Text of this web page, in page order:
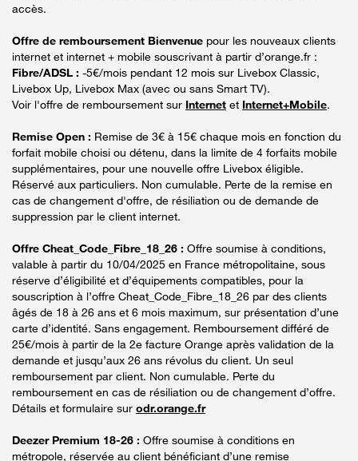
accès.
Offre de remboursement Bienvenue pour les nouveaux clients
internet et internet + mobile souscrivant à partir d’orange.fr :
Fibre/ADSL : -5€/mois pendant 12 mois sur Livebox Classic,
Livebox Up, Livebox Max (avec ou sans Smart TV).
Voir l'offre de remboursement sur Internet et Internet+Mobile.
Remise Open : Remise de 3€ à 15€ chaque mois en fonction du
forfait mobile choisi ou détenu, dans la limite de 4 forfaits mobile
supplémentaires, pour une nouvelle offre Livebox éligible.
Réservé aux particuliers. Non cumulable. Perte de la remise en
cas de changement d'offre, de résiliation ou de demande de
suppression par le client internet.
Offre Cheat_Code_Fibre_18_26 : Offre soumise à conditions,
valable à partir du 10/04/2025 en France métropolitaine, sous
réserve d’éligibilité et d’équipements compatibles, pour la
souscription à l’offre Cheat_Code_Fibre_18_26 par des clients
âgés de 18 à 26 ans et 6 mois maximum, sur présentation d’une
carte d’identité. Sans engagement. Remboursement différé de
25€/mois à partir de la 2e facture Orange après validation de la
demande et jusqu’aux 26 ans révolus du client. Un seul
remboursement par client. Non cumulable. Perte du
remboursement en cas de résiliation ou de changement d’offre.
Détails et formulaire sur odr.orange.fr
Deezer Premium 18-26 : Offre soumise à conditions en
métropole, réservée au client bénéficiant d’une remise